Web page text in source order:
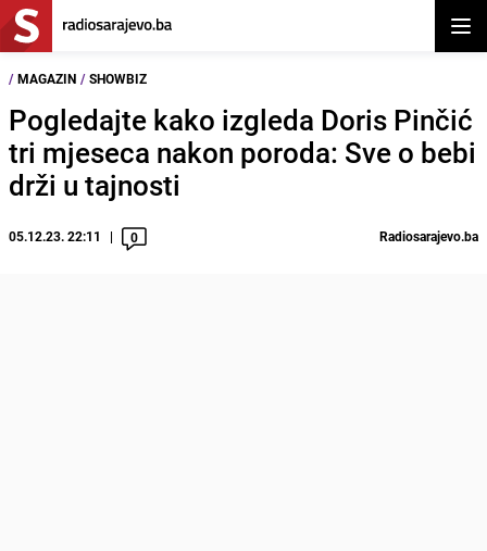
/ MAGAZIN / SHOWBIZ
Pogledajte kako izgleda Doris Pinčić
tri mjeseca nakon poroda: Sve o bebi
drži u tajnosti
05.12.23. 22:11 0 Radiosarajevo.ba